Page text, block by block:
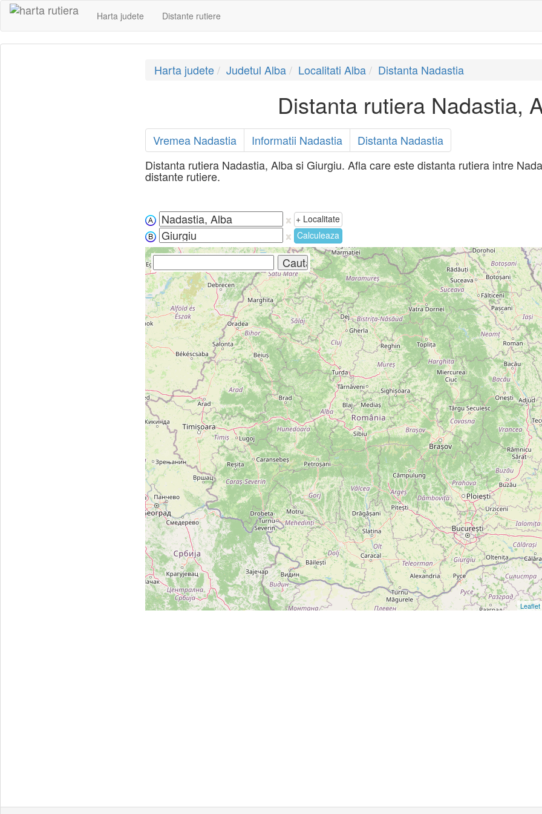
Harta judete Distante rutiere
Harta judete Judetul Alba Localitati Alba Distanta Nadastia
Distanta rutiera Nadastia,
Vremea Nadastia Informatii Nadastia
Distanta Nadastia
Distanta rutiera Nadastia, Alba si Giurgiu. Afla care este distanta rutiera intre
distante rutiere.
+ Localitate
Calculeaza
Leaflet